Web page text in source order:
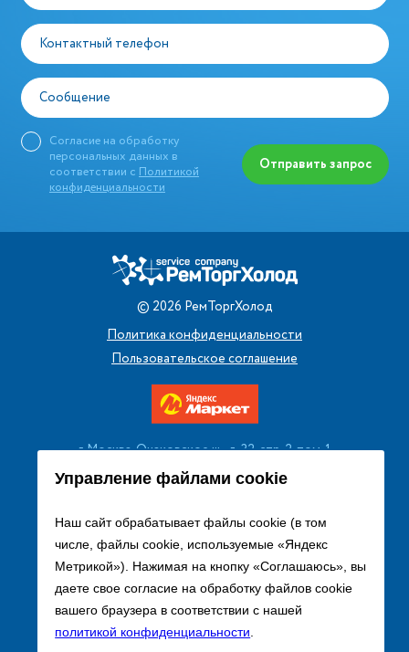
Управление файлами cookie
Наш сайт обрабатывает файлы cookie (в том
числе, файлы cookie, используемые «Яндекс
Метрикой»). Нажимая на кнопку «Соглашаюсь», вы
даете свое согласие на обработку файлов cookie
вашего браузера в соответствии с нашей
политикой конфиденциальности.
Контактный телефон
Сообщение
Согласие на обработку
персональных данных в
соответствии с Политикой
конфиденциальности
Отправить запрос
© 2026 РемТоргХолод
Политика конфиденциальности
Пользовательское соглашение
г. Москва, Очаковское ш., д. 32, стр. 2, пом. 1
+7 (495) 256 08 13
Заказать звонок
sales@remtorgholod.ru
Разработка и продвижение сайта